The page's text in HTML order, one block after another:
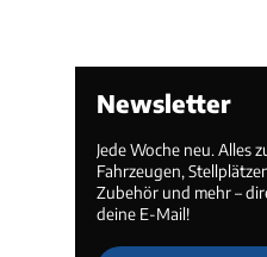
Newsletter
Jede Woche neu. Alles
Fahrzeugen,
Zubehör und mehr –
deine E-Mail!